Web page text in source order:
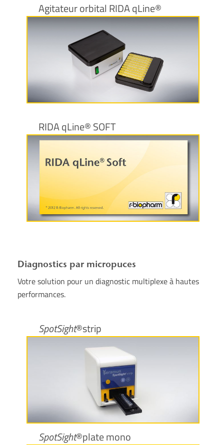
Agitateur orbital RIDA qLine®
Plus d’informations
RIDA qLine® SOFT
Plus d’informations
Diagnostics par micropuces
Votre solution pour un diagnostic multiplexe à hautes
performances.
SpotSight®strip
Plus d’informations
SpotSight®plate mono